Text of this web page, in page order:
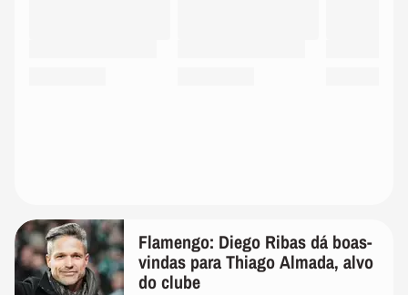
Flamengo: Diego Ribas dá boas-
vindas para Thiago Almada, alvo
do clube